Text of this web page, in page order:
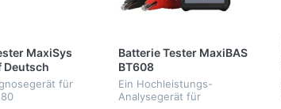
MaxiSys
Deutsch
für
Batterie Tester MaxiBAS
BT608
Ein Hochleistungs-
Analysegerät für